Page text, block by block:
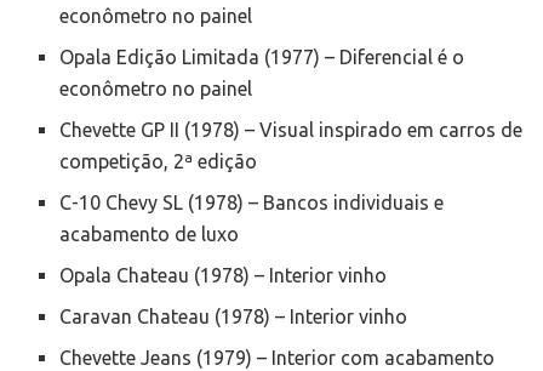
econômetro no painel
Opala Edição Limitada (1977) – Diferencial é o
econômetro no painel
Chevette GP II (1978) – Visual inspirado em carros de
competição, 2ª edição
C-10 Chevy SL (1978) – Bancos individuais e
acabamento de luxo
Opala Chateau (1978) – Interior vinho
Caravan Chateau (1978) – Interior vinho
Chevette Jeans (1979) – Interior com acabamento